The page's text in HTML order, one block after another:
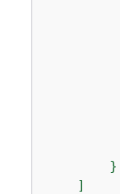
        }
    ]